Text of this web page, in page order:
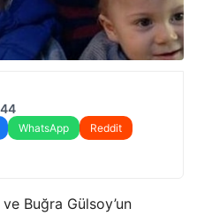
WhatsApp
Reddit
Buğra Gülsoy’un